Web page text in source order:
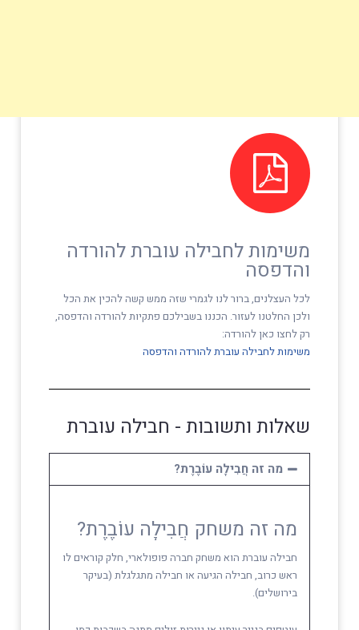
משימות לחבילה עוברת להורדה
והדפסה
לכל העצלנים, ברור לנו לגמרי שזה ממש קשה להכין את הכל
ולכן החלטנו לעזור. הכננו בשבילכם פתקיות להורדה והדפסה,
רק לחצו כאן להורדה:
משימות לחבילה עוברת להורדה והדפסה
שאלות ותשובות - חבילה עוברת
מה זה חֲבִילָה עוֹבֶרֶת?
מה זה משחק חֲבִילָה עוֹבֶרֶת?
חבילה עוברת הוא משחק חברה פופולארי, חלק קוראים לו
ראש כרוב, חבילה הגיעה או חבילה מתגלגלת (בעיקר
בירושלים).